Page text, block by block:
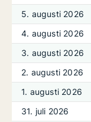
5. augusti 2026
4. augusti 2026
3. augusti 2026
2. augusti 2026
1. augusti 2026
31. juli 2026